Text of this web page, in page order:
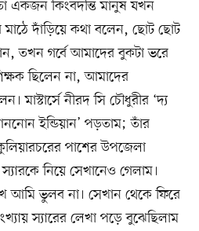
একজন কিংবদন্তি মানুষ যখন
দাঁড়িয়ে কথা বলেন, ছোট ছোট
তখন গর্বে আমাদের বুকটা ভরে
ছিলেন না, আমাদের
মাস্টার্সে নীরদ সি চৌধুরীর ‘দ্য
ইন্ডিয়ান’ পড়তাম; তাঁর
পাশের উপজেলা
নিয়ে সেখানেও গেলাম।
আমি ভুলব না। সেখান থেকে ফিরে
স্যারের লেখা পড়ে বুঝেছিলাম